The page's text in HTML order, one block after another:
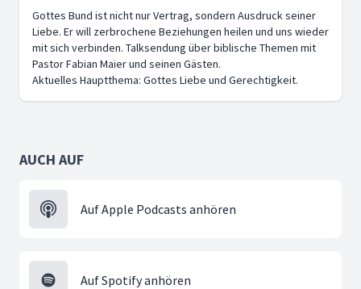
Gottes Bund ist nicht nur Vertrag, sondern Ausdruck seiner
Liebe. Er will zerbrochene Beziehungen heilen und uns wieder
mit sich verbinden. Talksendung über biblische Themen mit
Pastor Fabian Maier und seinen Gästen.
Aktuelles Hauptthema: Gottes Liebe und Gerechtigkeit.
AUCH AUF
Auf Apple Podcasts anhören
Auf Spotify anhören